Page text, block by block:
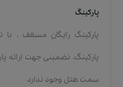
پارکینگ
پارکینگ رایگان مسقف ، با
پارکینگ، تضمینی جهت ارائه
سمت هتل وجود ندارد